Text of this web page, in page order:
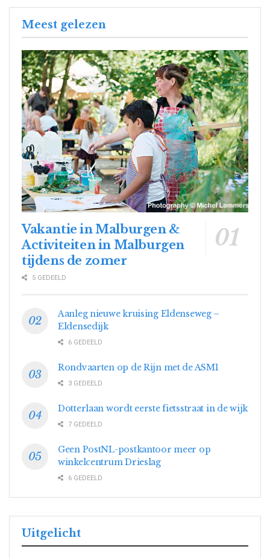
Meest gelezen
Vakantie in Malburgen &
Activiteiten in Malburgen
tijdens de zomer
5 GEDEELD
Aanleg nieuwe kruising Eldenseweg –
Eldensedijk
6 GEDEELD
Rondvaarten op de Rijn met de ASM1
3 GEDEELD
Dotterlaan wordt eerste fietsstraat in de wijk
7 GEDEELD
Geen PostNL-postkantoor meer op
winkelcentrum Drieslag
6 GEDEELD
Uitgelicht